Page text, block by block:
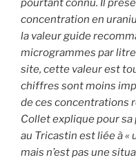
pourtant connu. Il
concentration en
la valeur guide
microgrammes par
site, cette valeur est
chiffres sont moins
de ces concentrations
Collet explique pour
au Tricastin est liée à
mais n’est pas une